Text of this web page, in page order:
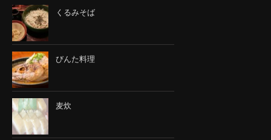
くるみそば
びんた料理
麦炊